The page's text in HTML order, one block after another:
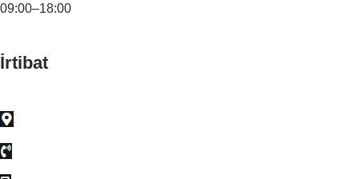
09:00–18:00
İrtibat